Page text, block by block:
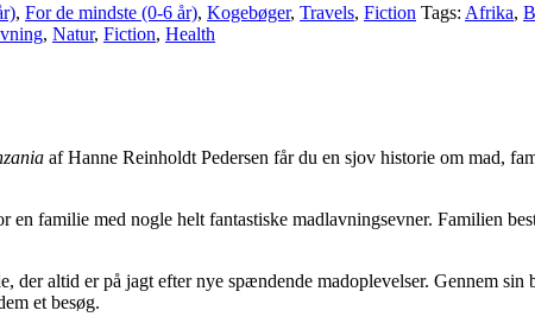
, For de mindste (0-6 år), Kogebøger, Travels, Fiction Tags: Afrika,
, Natur, Fiction, Health
af Hanne Reinholdt Pedersen får du en sjov historie om mad,
familie med nogle helt fantastiske madlavningsevner. Familien
der altid er på jagt efter nye spændende madoplevelser. Gennem
et besøg.